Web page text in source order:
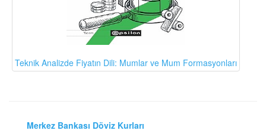
Teknik Analizde Fiyatın Dili: Mumlar ve Mum Formasyonları
Merkez Bankası Döviz Kurları